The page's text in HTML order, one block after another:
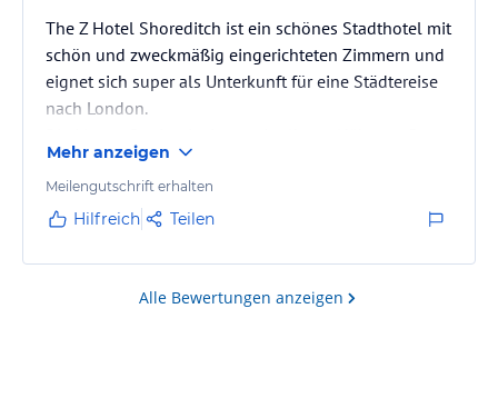
The Z Hotel Shoreditch ist ein schönes Stadthotel mit
schön und zweckmäßig eingerichteten Zimmern und
eignet sich super als Unterkunft für eine Städtereise
nach London.
Minuten Fußweg und auch in der nahen Umgebung
befinden sich Restaurants und Kneipen.
Mehr anzeigen
Meilengutschrift erhalten
Hilfreich Teilen
Alle Bewertungen anzeigen